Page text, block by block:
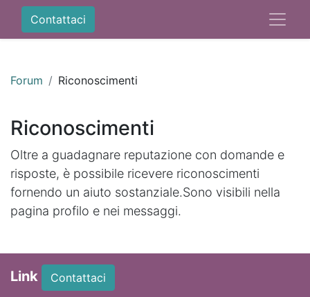
Contattaci
Forum Riconoscimenti
Riconoscimenti
Oltre a guadagnare reputazione con domande e
risposte, è possibile ricevere riconoscimenti
fornendo un aiuto sostanziale.Sono visibili nella
pagina profilo e nei messaggi.
Link
Contattaci